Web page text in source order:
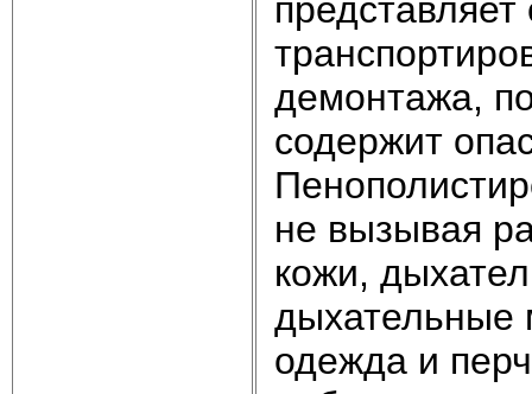
демонтажа,
содержит
не вызывая
кожи,
дыхательные
одежда и